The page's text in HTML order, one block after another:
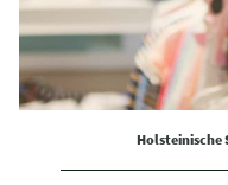
Holsteinische